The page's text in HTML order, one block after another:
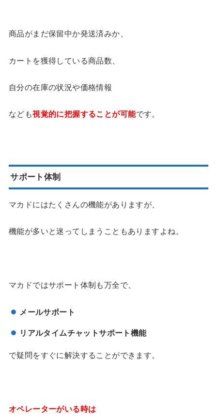
商品がまだ保留中か発送済みか、
カートを獲得している商品数、
自分の在庫の状況や価格情報
なども視覚的に把握することが可能です。
サポート体制
マカドにはたくさんの機能がありますが、
機能が多いと迷ってしまうこともありますよね。
マカドではサポート体制も万全で、
メールサポート
リアルタイムチャットサポート機能
で疑問をすぐに解決することができます。
オペレーターがいる時は